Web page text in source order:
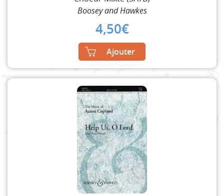
Boosey and Hawkes
4,50€
Ajouter